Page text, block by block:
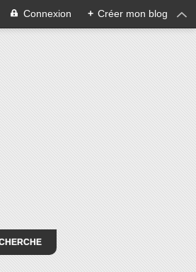
Connexion + Créer mon blog